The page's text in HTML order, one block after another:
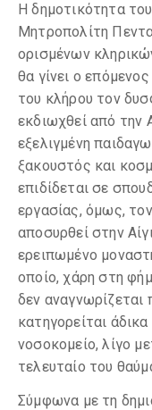
Η δημοτικότητα
Μητροπολίτη
ορισμένων
θα γίνει ο
του κλήρου τον
εκδιωχθεί από την
εξελιγμένη
ξακουστός και
επιδίδεται σε
εργασίας, όμως,
αποσυρθεί στην
ερειπωμένο
οποίο, χάρη στη
δεν αναγνωρίζεται
κατηγορείται
νοσοκομείο, λίγο
τελευταίο του
Σύμφωνα με τη